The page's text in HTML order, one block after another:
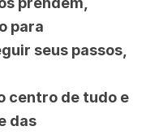
para
seus passos,
centro de tudo e
das